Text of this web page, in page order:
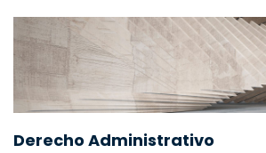
Derecho Administrativo